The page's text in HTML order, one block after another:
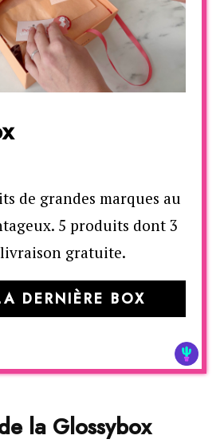
de grandes marques au
5 produits dont 3
gratuite.
DERNIÈRE BOX
la Glossybox